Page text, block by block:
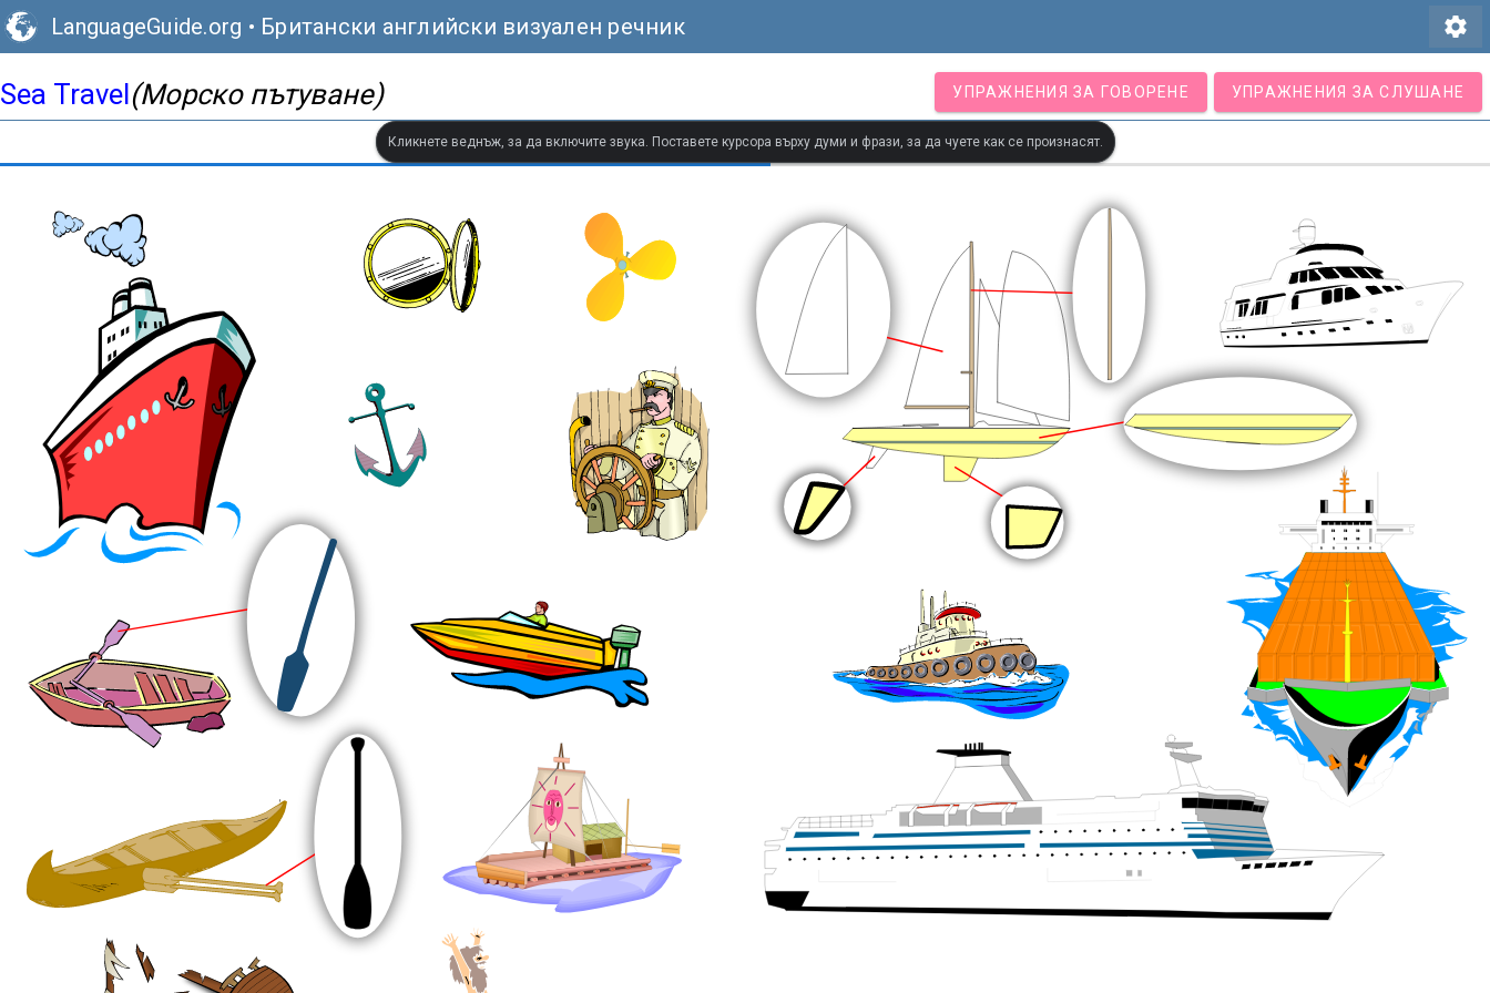
LanguageGuide.org • Британски английски визуален речник settings
Sea Travel(Морско пътуване) УПРАЖНЕНИЯ ЗА ГОВОРЕНЕ УПРАЖНЕНИЯ ЗА СЛУШАНЕ
Кликнете веднъж, за да включите звука. Поставете курсора върху думи и фрази, за да чуете как се произнасят.